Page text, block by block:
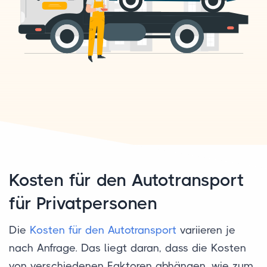
Kosten für den Autotransport
für Privatpersonen
Die Kosten für den Autotransport variieren je
nach Anfrage. Das liegt daran, dass die Kosten